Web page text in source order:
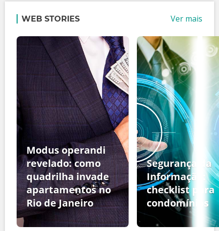
WEB STORIES Ver mais
Modus operandi
revelado: como
quadrilha invade
apartamentos no
Rio de Janeiro
Segurança da
Informação:
checklist para
condomínios